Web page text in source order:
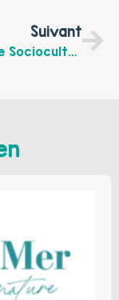
Suivant
Le Centre Socioculturel Audrey Bartier Vous Présente Ses Animations Familiales Du Mois De Septembre 2016